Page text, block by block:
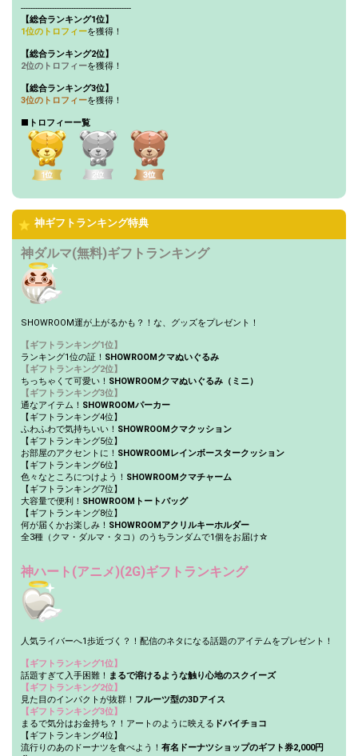
34 900000
35 1000000
36 1100000
37 1200000
120万pt達成！総合ランキン
グ3位特典獲得条件達成！更
に上位を目指そう！
38 1400000
にご褒美をあげるとしたら、
39 1600000
グ2位特典獲得条件達成！更
に上位を目指そう！
40
う〜！！
Gifting
Throw gifts to the stage and join
the live performance.
First, try throwing free Stars
(once a day)! You can also charge
Show Gold to purchase gifts
(available from 1 JPY)! When you
continue to send gifts to the
performer(s), the performer's
popularity ranking and your
ranking go up.
To cheer on performers, you can
send them gifts.
To send performers paid items,
You can post comments. Please
other users.
----------------------------------------------
【総合ランキング1位】
1位のトロフィーを獲得！
【総合ランキング2位】
2位のトロフィーを獲得！
【総合ランキング3位】
3位のトロフィーを獲得！
■トロフィーー覧
神ギフトランキング特典
神ダルマ(無料)ギフトランキング
SHOWROOM運が上がるかも？！な、グッズをプレゼント！
【ギフトランキング1位】
ランキング1位の証！ SHOWROOMクマぬいぐるみ
【ギフトランキング2位】
ちっちゃくて可愛い！ SHOWROOMクマぬいぐるみ（ミニ）
【ギフトランキング3位】
通なアイテム！ SHOWROOMパーカー
【ギフトランキング4位】
ふわふわで気持ちいい！ SHOWROOMクマクッション
【ギフトランキング5位】
お部屋のアクセントに！ SHOWROOMレインボースタークッション
【ギフトランキング6位】
色々なところにつけよう！ SHOWROOMクマチャーム
【ギフトランキング7位】
大容量で便利！ SHOWROOMトートバッグ
【ギフトランキング8位】
何が届くかお楽しみ！ SHOWROOMアクリルキーホルダー
全3種（クマ・ダルマ・タコ）のうちランダムで1個をお届け☆
神ハート(アニメ)(2G)ギフトランキング
人気ライバーへ1歩近づく？！配信のネタになる話題のアイテムをプレゼント！
【ギフトランキング1位】
話題すぎて入手困難！ まるで溶けるような触り心地のスクイーズ
【ギフトランキング2位】
見た目のインパクトが抜群！ フルーツ型の3Dアイス
【ギフトランキング3位】
まるで気分はお金持ち？！アートのように映える ドバイチョコ
【ギフトランキング4位】
流行りのあのドーナツを食べよう！ 有名ドーナツショップのギフト券2,000円